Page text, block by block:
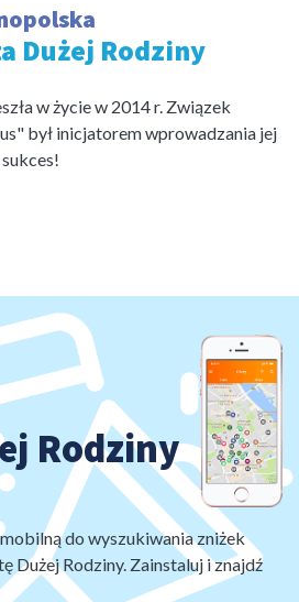
Dużej Rodziny
w życie w 2014 r. Związek
był inicjatorem wprowadzania jej
Rodziny
do wyszukiwania zniżek
Dużej Rodziny. Zainstaluj i znajdź